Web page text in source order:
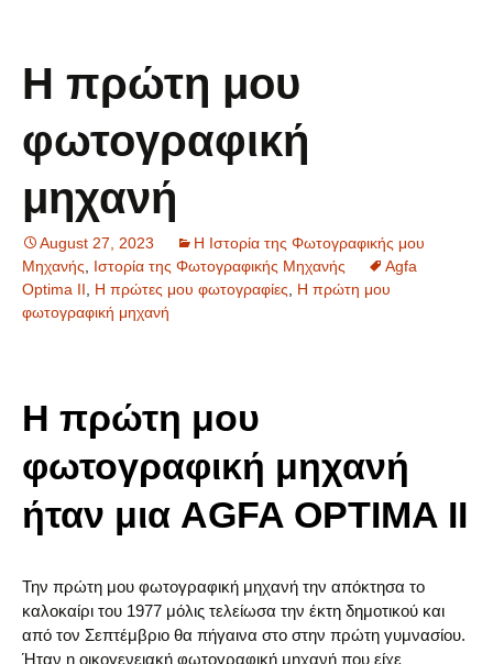
Η πρώτη μου
φωτογραφική
μηχανή
August 27, 2023
Η Ιστορία της Φωτογραφικής μου
Μηχανής
Ιστορία της Φωτογραφικής Μηχανής
Agfa
Optima II
Η πρώτες μου φωτογραφίες
Η πρώτη μου
φωτογραφική μηχανή
Η πρώτη μου
φωτογραφική μηχανή
ήταν μια AGFA OPTIMA II
Την πρώτη μου φωτογραφική μηχανή την απόκτησα το
καλοκαίρι του 1977 μόλις τελείωσα την έκτη δημοτικού και
από τον Σεπτέμβριο θα πήγαινα στο στην πρώτη γυμνασίου.
Ήταν η οικογενειακή φωτογραφική μηχανή που είχε